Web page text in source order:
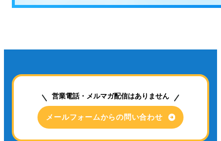
営業電話・メルマガ配信はありません
メールフォームからの問い合わせ